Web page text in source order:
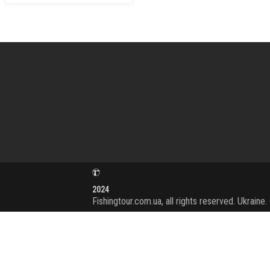
2024
Fishingtour.com.ua, all rights reserved. Ukraine.